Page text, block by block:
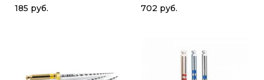
185 руб.
702 руб.